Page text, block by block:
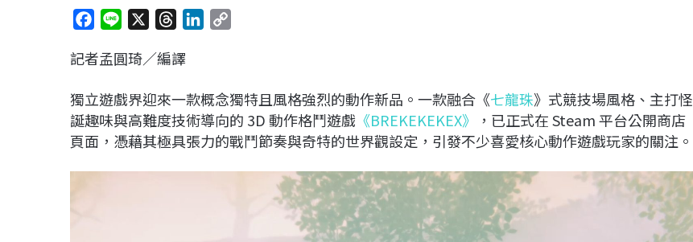
c
b
o
o
n
r
a
d
s
e
d
I
L
i
n
記者孟圓琦／編譯
獨立遊戲界迎來一款概念獨特且風格強烈的動作新品。一款融合《七龍珠》式競技場風格、主打怪
誕趣味與高難度技術導向的 3D 動作格鬥遊戲 《BREKEKEKEX》
，已正式在 Steam 平台公開商店
頁面，憑藉其極具張力的戰鬥節奏與奇特的世界觀設定，引發不少喜愛核心動作遊戲玩家的關注。